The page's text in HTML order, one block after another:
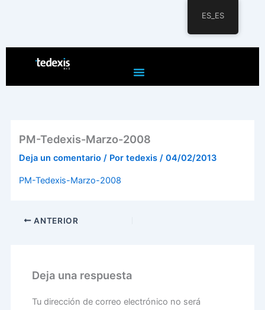
PM-Tedexis-Marzo-2008
Deja un comentario / Portedexis/04/02/2013
PM-Tedexis-Marzo-2008
ANTERIOR
Deja una respuesta
Tu dirección de correo electrónico no será
ES_ES